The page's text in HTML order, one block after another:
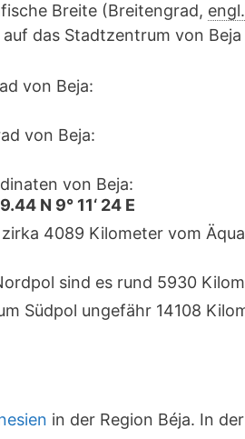
Breite (Breitengrad, engl.
das Stadtzentrum von Beja
von Beja:
von Beja:
von Beja:
N 9° 11‘ 24 E
zirka 4089 Kilometer vom
sind es rund 5930
Südpol ungefähr 14108
in der Region Béja. In